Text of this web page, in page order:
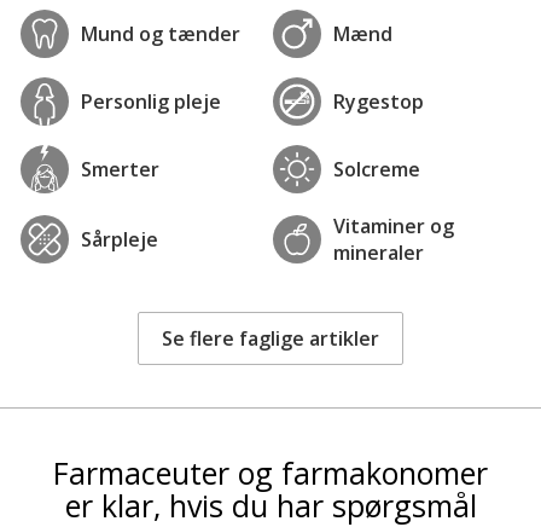
Mund og tænder Mænd
Personlig pleje Rygestop
Smerter Solcreme
Sårpleje
Vitaminer og
mineraler
Se flere faglige artikler
Farmaceuter og farmakonomer
er klar, hvis du har spørgsmål